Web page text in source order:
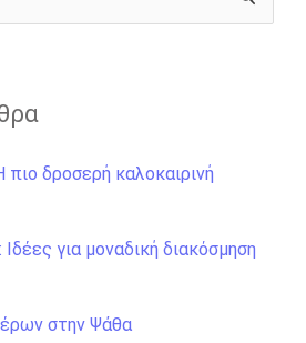
δροσερή καλοκαιρινή
για μοναδική διακόσμηση
στην Ψάθα